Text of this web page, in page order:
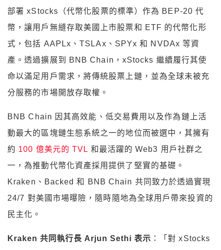
部署 xStocks（代幣化股票的標準）作為 BEP-20 代
幣，讓用戶無縫存取美國上市股票和 ETF 的代幣化形
式，包括 AAPLx、TSLAx、SPYx 和 NVDAx 等資
產。透過擴展到 BNB Chain，xStocks 繼續履行其使
命以滿足用戶需求，將傳統股票上鏈，並為全球未被充
分服務的市場開放存取權。
BNB Chain 因其高效能、低交易費用以及作為鏈上活
動最大的區塊鏈生態系統之一的地位而被選中，其擁有
約 100 億美元的 TVL 和最活躍的 Web3 用戶社群之
一，為推動代幣化資產採用提供了堅實的基礎。
Kraken、Backed 和 BNB Chain 共同致力於透過實現
24/7 對美國市場曝險，隨時隨地為全球用戶帶來投資的
民主化。
Kraken 共同執行長 Arjun Sethi 表示 ：「對 xStocks